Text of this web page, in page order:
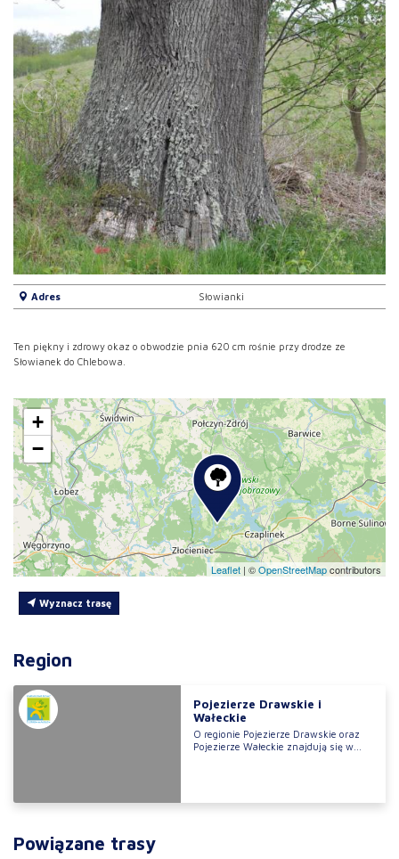
Adres Słowianki
Ten piękny i zdrowy okaz o obwodzie pnia 620 cm rośnie przy drodze ze
Słowianek do Chlebowa.
+
−
Leaflet | ©OpenStreetMapcontributors
Wyznacz trasę
Region
Pojezierze Drawskie i
Wałeckie
O regionie Pojezierze Drawskie oraz
Pojezierze Wałeckie znajdują się w...
Powiązane trasy